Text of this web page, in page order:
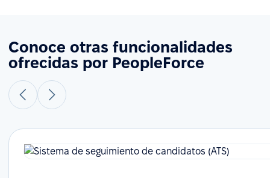
Conoce otras funcionalidades
ofrecidas por PeopleForce